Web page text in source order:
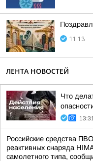
11:13
ЛЕНТА НОВОСТЕЙ
Что
Российские средства
реактивных снаряда
самолетного типа,